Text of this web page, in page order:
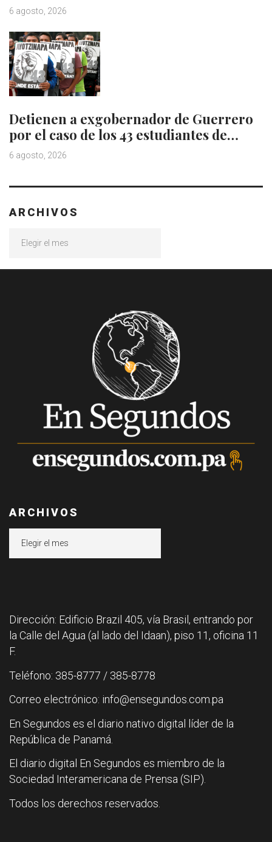
6 agosto, 2026
Detienen a exgobernador de Guerrero
por el caso de los 43 estudiantes de…
6 agosto, 2026
ARCHIVOS
ARCHIVOS
Dirección: Edificio Brazil 405, vía Brasil, entrando por
la Calle del Agua (al lado del Idaan), piso 11, oficina 11
F.
Teléfono: 385-8777 / 385-8778
Correo electrónico: info@ensegundos.com.pa
En Segundos es el diario nativo digital líder de la
República de Panamá.
El diario digital En Segundos es miembro de la
Sociedad Interamericana de Prensa (SIP).
Todos los derechos reservados.